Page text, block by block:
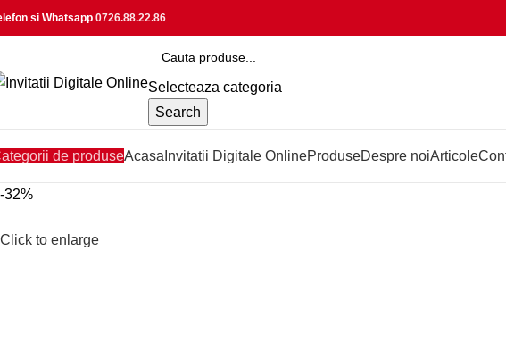
si Whatsapp 0726.88.22.86
Selecteaza categoria
Search
de produseAcasa Invitatii Digitale OnlineProduseDespre noiArticole
-32%
Click to enlarge